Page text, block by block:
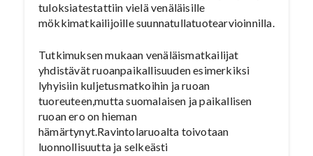
tuloksiatestattiin vielä venäläisille
mökkimatkailijoille suunnatullatuotearvioinnilla.
Tutkimuksen mukaan venäläismatkailijat
yhdistävät ruoanpaikallisuuden esimerkiksi
lyhyisiin kuljetusmatkoihin ja ruoan
tuoreuteen,mutta suomalaisen ja paikallisen
ruoan ero on hieman
hämärtynyt.Ravintolaruoalta toivotaan
luonnollisuutta ja selkeästi